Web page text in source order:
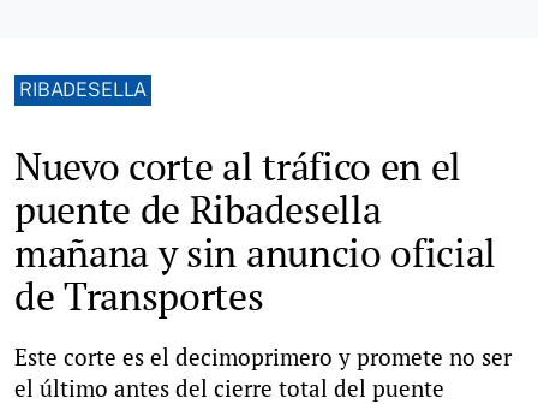
RIBADESELLA
Nuevo corte al tráfico en el
puente de Ribadesella
mañana y sin anuncio oficial
de Transportes
Este corte es el decimoprimero y promete no ser
el último antes del cierre total del puente